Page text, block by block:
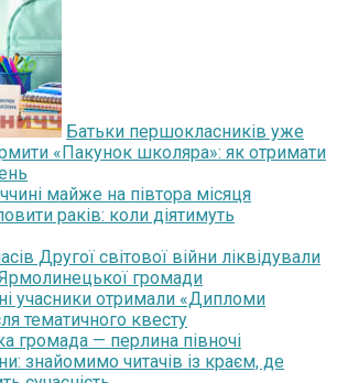
Батьки першокласників уже
«Пакунок школяра»: як отримати
майже на півтора місяця
раків: коли діятимуть
Другої світової війни ліквідували
Ярмолинецької громади
учасники отримали «Дипломи
тематичного квесту
громада — перлина півночі
знайомимо читачів із краєм, де